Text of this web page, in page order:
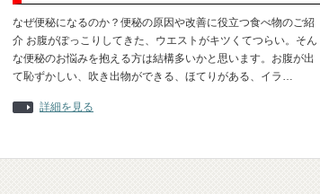
なぜ便秘になるのか？便秘の原因や改善に役立つ食べ物のご紹
介 お腹がぽっこりしてきた、ウエストがキツくてつらい。そん
な便秘のお悩みを抱える方は結構多いかと思います。お腹が出
て恥ずかしい、吹き出物ができる、ほてりがある、イラ…
詳細を見る